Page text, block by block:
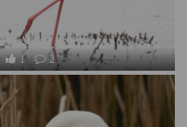
1 2